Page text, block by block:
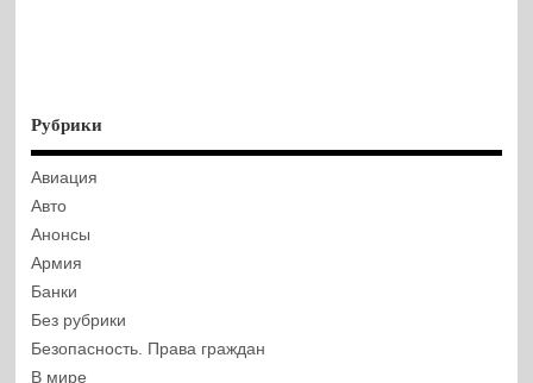
Рубрики
Авиация
Авто
Анонсы
Армия
Банки
Без рубрики
Безопасность. Права граждан
В мире